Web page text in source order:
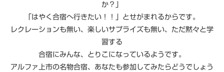
か？」
「はやく合宿へ行きたい！！」とせがまれるからです。
レクレーションも無い、楽しいサプライズも無い、ただ黙々と学
習する
合宿にみんな、とりこになっているようです。
アルファ上市の名物合宿、あなたも参加してみたらどうでしょう